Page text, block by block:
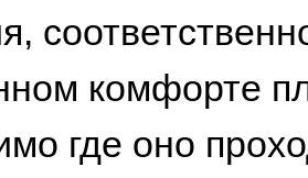
комфорте
где оно